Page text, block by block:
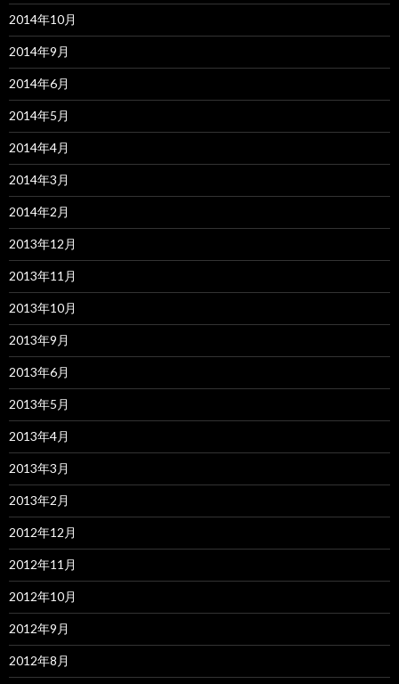
2014年10月
2014年9月
2014年6月
2014年5月
2014年4月
2014年3月
2014年2月
2013年12月
2013年11月
2013年10月
2013年9月
2013年6月
2013年5月
2013年4月
2013年3月
2013年2月
2012年12月
2012年11月
2012年10月
2012年9月
2012年8月